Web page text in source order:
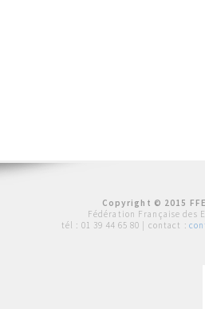
Copyright © 2015
Fédération Française des
tél : 01 39 44 65 80 | contact :